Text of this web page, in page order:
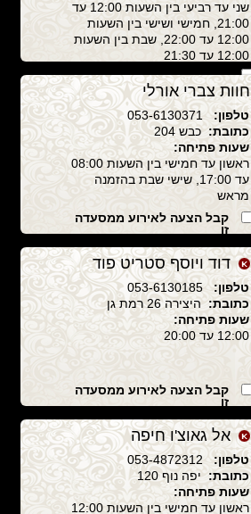
שני עד רביעי בין השעות 12:00 עד
21:00, חמישי ושישי בין השעות
12:00 עד 22:00, שבת בין השעות
12:00 עד 21:30
קבל הצעה לאירוע ממסעדה
זו
חוות צברי אורלי
טלפון:053-6130371
כתובת: כבש 204
שעות פתיחה:
ראשון עד חמישי בין השעות 08:00
עד 17:00, שישי שבת בהזמנה
מראש
קבל הצעה לאירוע ממסעדה
זו
דוד ויוסף סטריט פוד
טלפון:053-6130185
כתובת: היצירה 26 רמת גן
שעות פתיחה:
12:00 עד 20:00
קבל הצעה לאירוע ממסעדה
זו
אל גאוצ'ו חיפה
טלפון:053-4872312
כתובת: יפה נוף 120
שעות פתיחה:
ראשון עד חמישי בין השעות 12:00